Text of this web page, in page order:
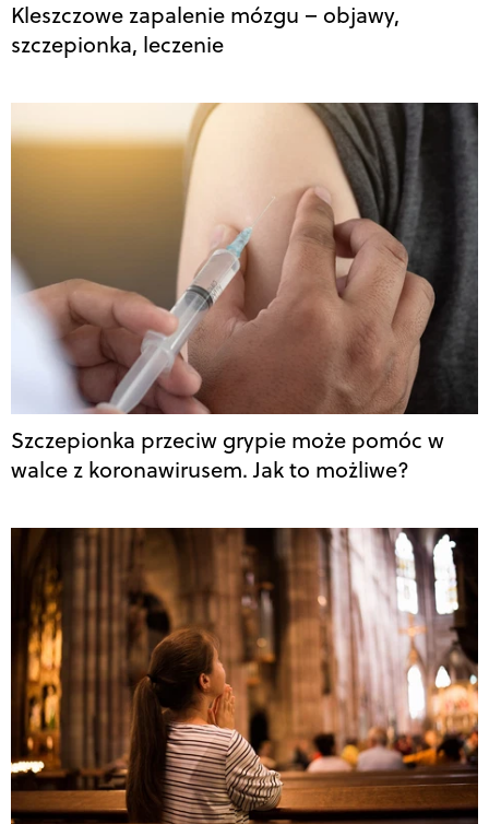
Kleszczowe zapalenie mózgu – objawy,
szczepionka, leczenie
Szczepionka przeciw grypie może pomóc w
walce z koronawirusem. Jak to możliwe?